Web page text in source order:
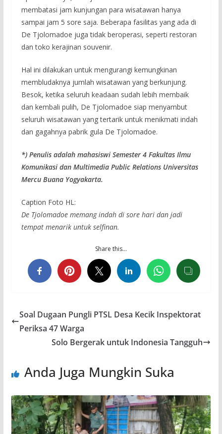
membatasi jam kunjungan para wisatawan hanya
sampai jam 5 sore saja. Beberapa fasilitas yang ada di
De Tjolomadoe juga tidak beroperasi, seperti restoran
dan toko kerajinan souvenir.
Hal ini dilakukan untuk mengurangi kemungkinan
membludaknya jumlah wisatawan yang berkunjung.
Besok, ketika seluruh keadaan sudah lebih membaik
dan kembali pulih, De Tjolomadoe siap menyambut
seluruh wisatawan yang tertarik untuk menikmati indah
dan gagahnya pabrik gula De Tjolomadoe.
*) Penulis adalah mahasiswi Semester 4 Fakultas Ilmu
Komunikasi dan Multimedia Public Relations Universitas
Mercu Buana Yogyakarta.
Caption Foto HL:
De Tjolomadoe memang indah di sore hari dan jadi
tempat menarik untuk selfinan.
Share this…
Soal Dugaan Pungli PTSL Desa Kecik Inspektorat
Periksa 47 Warga
Solo Bergerak untuk Indonesia Tangguh
Anda Juga Mungkin Suka